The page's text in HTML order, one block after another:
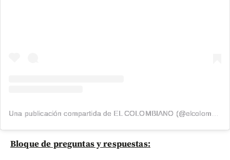
Una publicación compartida de EL COLOMBIANO (@elcolombiano_)
Bloque de preguntas y respuestas: